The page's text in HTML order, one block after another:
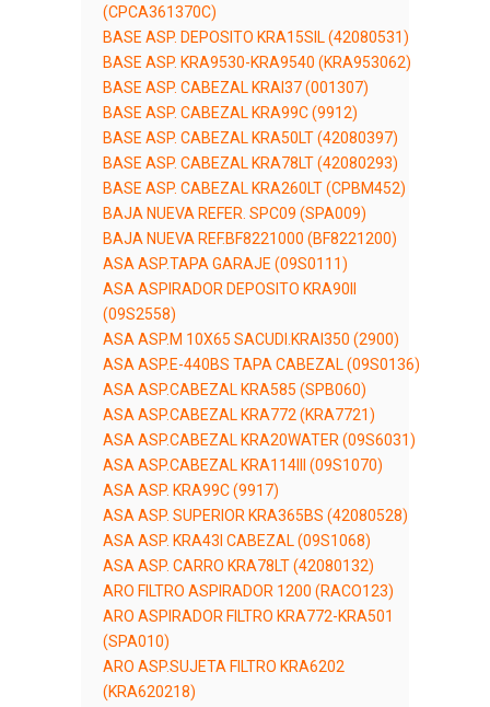
(CPCA361370C)
BASE ASP. DEPOSITO KRA15SIL (42080531)
BASE ASP. KRA9530-KRA9540 (KRA953062)
BASE ASP. CABEZAL KRAI37 (001307)
BASE ASP. CABEZAL KRA99C (9912)
BASE ASP. CABEZAL KRA50LT (42080397)
BASE ASP. CABEZAL KRA78LT (42080293)
BASE ASP. CABEZAL KRA260LT (CPBM452)
BAJA NUEVA REFER. SPC09 (SPA009)
BAJA NUEVA REF.BF8221000 (BF8221200)
ASA ASP.TAPA GARAJE (09S0111)
ASA ASPIRADOR DEPOSITO KRA90II
(09S2558)
ASA ASP.M 10X65 SACUDI.KRAI350 (2900)
ASA ASP.E-440BS TAPA CABEZAL (09S0136)
ASA ASP.CABEZAL KRA585 (SPB060)
ASA ASP.CABEZAL KRA772 (KRA7721)
ASA ASP.CABEZAL KRA20WATER (09S6031)
ASA ASP.CABEZAL KRA114III (09S1070)
ASA ASP. KRA99C (9917)
ASA ASP. SUPERIOR KRA365BS (42080528)
ASA ASP. KRA43I CABEZAL (09S1068)
ASA ASP. CARRO KRA78LT (42080132)
ARO FILTRO ASPIRADOR 1200 (RACO123)
ARO ASPIRADOR FILTRO KRA772-KRA501
(SPA010)
ARO ASP.SUJETA FILTRO KRA6202
(KRA620218)